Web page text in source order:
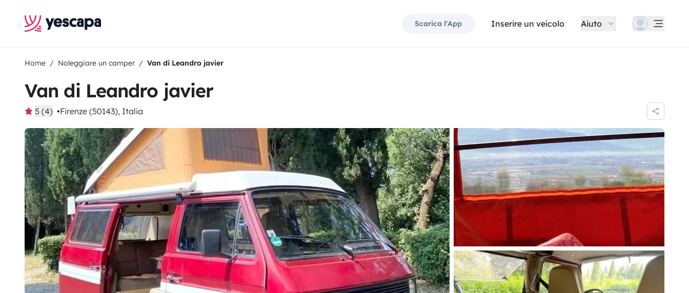
Scarica l'App Inserire un veicolo Aiuto
Home Noleggiare un camper Van di Leandro javier
Van di Leandro javier
5 (4) Firenze (50143), Italia